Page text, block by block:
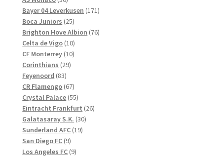
produkter
Bayer 04 Leverkusen 171171
Boca Juniors 2525
produkter
Brighton Hove Albion 7676
Celta de Vigo 1010
produkter
CF Monterrey 1010
Corinthians 2929
Feyenoord 8383
produkter
CR Flamengo 6767
produkter
Crystal Palace 5555
produkter
Eintracht Frankfurt 2626
Galatasaray S.K. 3030
Sunderland AFC 1919
San Diego FC 99
produkter
Los Angeles FC 99